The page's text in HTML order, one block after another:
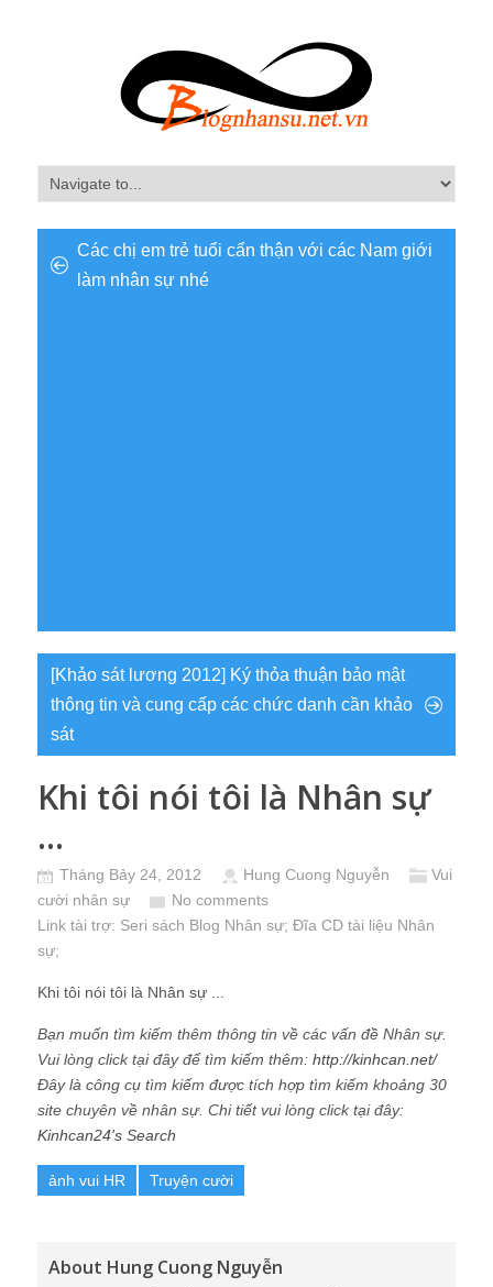
Các chị em trẻ tuổi cẩn thận với các Nam giới
làm nhân sự nhé
[Khảo sát lương 2012] Ký thỏa thuận bảo mật
thông tin và cung cấp các chức danh cần khảo
sát
Khi tôi nói tôi là Nhân sự
…
Tháng Bảy 24, 2012 Hung Cuong Nguyễn
Vui
cười nhân sự
No comments
Link tài trợ: Seri sách Blog Nhân sự; Đĩa CD tài liệu Nhân
sự;
Khi tôi nói tôi là Nhân sự ...
Bạn muốn tìm kiếm thêm thông tin về các vấn đề Nhân sự.
Vui lòng click tại đây để tìm kiếm thêm: http://kinhcan.net/
Đây là công cụ tìm kiếm được tích hợp tìm kiếm khoảng 30
site chuyên về nhân sự. Chi tiết vui lòng click tại đây:
Kinhcan24's Search
ảnh vui HR Truyện cười
About Hung Cuong Nguyễn